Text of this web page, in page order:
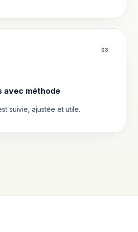
03
avec méthode
suivie, ajustée et utile.